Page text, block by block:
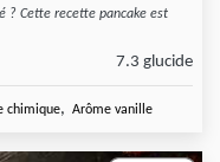
? Cette recette pancake est
7.3 glucide
chimique, Arôme vanille